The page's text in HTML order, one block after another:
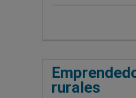
rurales